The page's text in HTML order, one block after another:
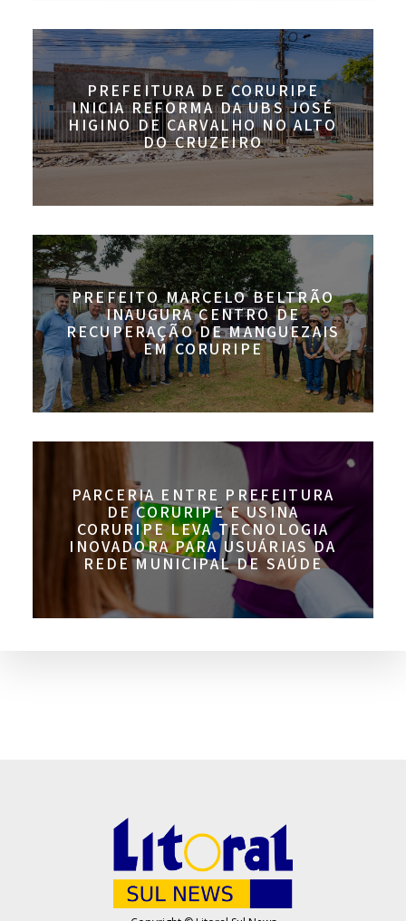
PREFEITURA DE CORURIPE
INICIA REFORMA DA UBS JOSÉ
HIGINO DE CARVALHO NO ALTO
DO CRUZEIRO
PREFEITO MARCELO BELTRÃO
INAUGURA CENTRO DE
RECUPERAÇÃO DE MANGUEZAIS
EM CORURIPE
PARCERIA ENTRE PREFEITURA
DE CORURIPE E USINA
CORURIPE LEVA TECNOLOGIA
INOVADORA PARA USUÁRIAS DA
REDE MUNICIPAL DE SAÚDE